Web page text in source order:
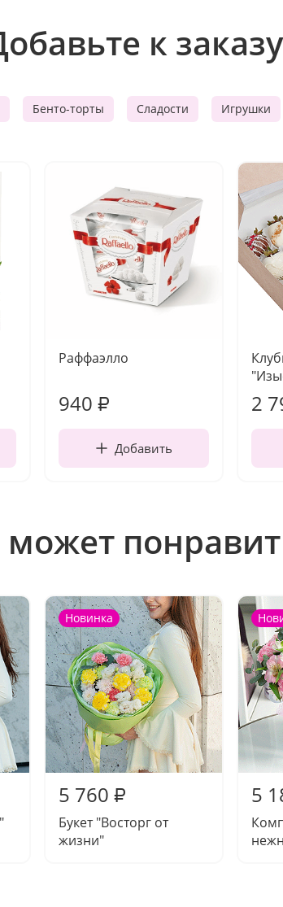
к заказу
Бенто-торты Сладости Игрушки
Раффаэлло
940 ₽
Добавить
2
Новинка
5 760 ₽
Букет "Восторг от
жизни"
5